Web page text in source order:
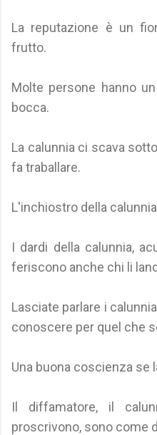
La reputazione è un
frutto.
Molte persone hanno
bocca.
La calunnia ci scava
fa traballare.
L'inchiostro della
I dardi della calunnia,
feriscono anche chi li
Lasciate parlare i
conoscere per quel che
Una buona coscienza se
Il diffamatore, il
proscrivono, sono come